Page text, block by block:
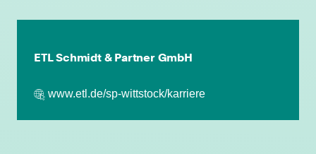
ETL Schmidt & Partner GmbH
www.etl.de/sp-wittstock/karriere
persönliche Mandantenbeziehung
Zusatzleistungen/Mitarbeiterrabatte